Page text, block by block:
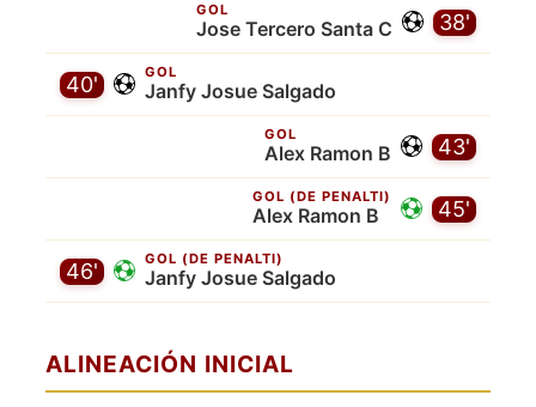
38'
GOL
Jose Tercero Santa C
GOL
Janfy Josue Salgado
40'
43'
GOL
Alex Ramon B
45'
GOL (DE PENALTI)
Alex Ramon B
GOL (DE PENALTI)
Janfy Josue Salgado
46'
ALINEACIÓN INICIAL